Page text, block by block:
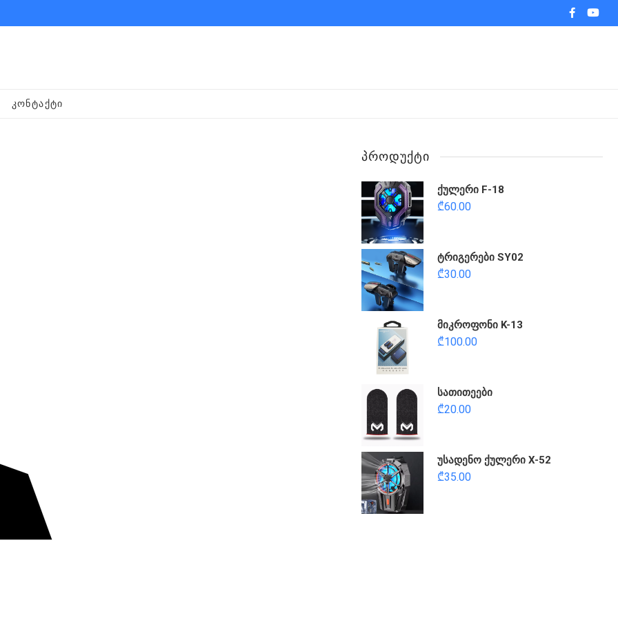
facebook
ᲙᲝᲜᲢᲐᲥᲢᲘ
ᲞᲠᲝᲓᲣᲥᲢᲘ
ქულერი F-18
₾60.00
ტრიგერები SY02
₾30.00
მიკროფონი K-13
₾100.00
სათითეები
₾20.00
უსადენო ქულერი X-52
₾35.00